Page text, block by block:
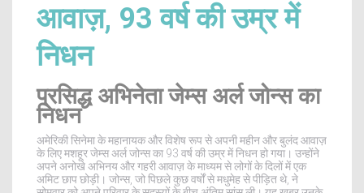
आवाज़, 93 वर्ष की उम्र में
निधन
प्रसिद्ध अभिनेता जेम्स अर्ल जोन्स का
निधन
अमेरिकी सिनेमा के महानायक और विशेष रूप से अपनी महीन और बुलंद आवाज़
के लिए मशहूर जेम्स अर्ल जोन्स का 93 वर्ष की उम्र में निधन हो गया। उन्होंने
अपने अनोखे अभिनय और गहरी आवाज़ के माध्यम से लोगों के दिलों में एक
अमिट छाप छोड़ी। जोन्स, जो पिछले कुछ वर्षों से मधुमेह से पीड़ित थे, ने